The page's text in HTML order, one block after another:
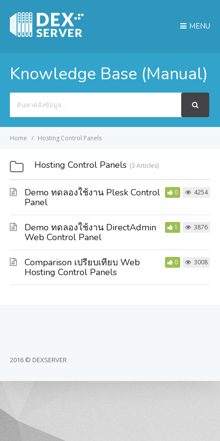
MENU
Knowledge Base (Manual)
For
Home Hosting Control Panels
Hosting Control Panels 3 Articles
Demo ทดลองใช้งาน Plesk Control
Panel
0 4254
Demo ทดลองใช้งาน DirectAdmin
Web Control Panel
1 3876
Comparison เปรียบเทียบ Web
Hosting Control Panels
0 3008
2016 © DEXSERVER